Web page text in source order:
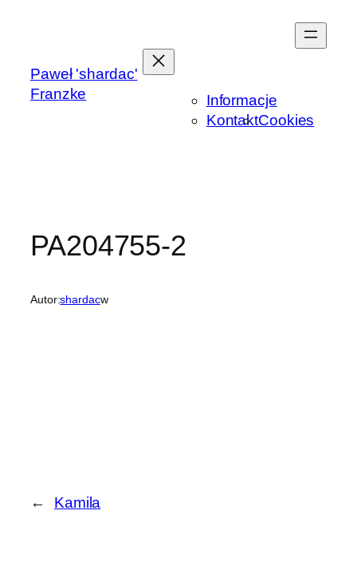
Paweł 'shardac'
Franzke
Informacje
KontaktCookies
PA204755-2
Autor:shardacw
← Kamila